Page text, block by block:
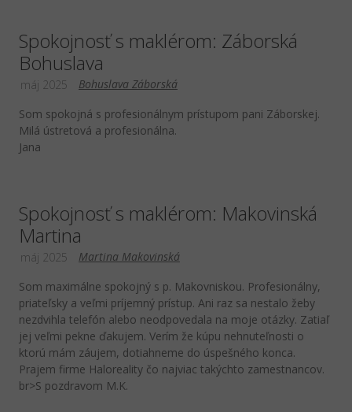
Spokojnosť s maklérom: Záborská
Bohuslava
Bohuslava Záborská
máj 2025
Som spokojná s profesionálnym prístupom pani Záborskej.
Milá ústretová a profesionálna.
Jana
Spokojnosť s maklérom: Makovinská
Martina
Martina Makovinská
máj 2025
Som maximálne spokojný s p. Makovniskou. Profesionálny,
priateľsky a veľmi príjemný prístup. Ani raz sa nestalo žeby
nezdvihla telefón alebo neodpovedala na moje otázky. Zatiaľ
jej veľmi pekne ďakujem. Verím že kúpu nehnuteľnosti o
ktorú mám záujem, dotiahneme do úspešného konca.
Prajem firme Haloreality čo najviac takýchto zamestnancov.
br>S pozdravom M.K.